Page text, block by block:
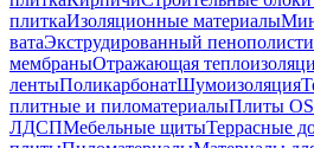
плиткаИзоляционные материалы
ватаЭкструдированный
мембраныОтражающая
лентыПоликарбонатШумоизоляция
плитные и пиломатериалыПлиты
ЛДСПМебельные щитыТеррасные